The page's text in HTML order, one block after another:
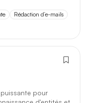
Rédaction d’e-mails
pour